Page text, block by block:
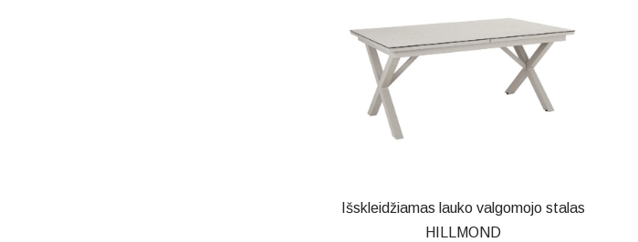
Išskleidžiamas lauko valgomojo stalas
HILLMOND